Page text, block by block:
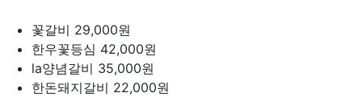
꽃갈비 29,000원
한우꽃등심 42,000원
la양념갈비 35,000원
한돈돼지갈비 22,000원